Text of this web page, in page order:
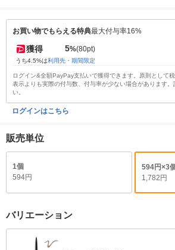
お買い物でもらえる特典最大付与率16%
獲得 5%(80pt)
うち4.5%は利用先・期間限定
ログイン&全額PayPay支払いで獲得できます。原則として
表示よりも実際の付与数、付与率が少ない場合があります
い。
ログインはこちら
販売単位
1個
594円
594円×3個
1,782円
バリエーション